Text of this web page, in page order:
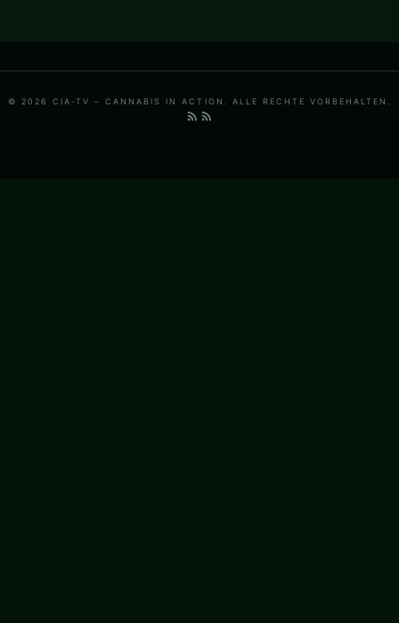
© 2026 CIA-TV – CANNABIS IN ACTION. ALLE RECHTE VORBEHALTEN.